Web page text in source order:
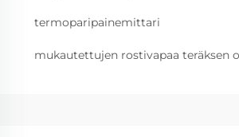
termoparipainemittari
mukautettujen rostivapaa teräksen